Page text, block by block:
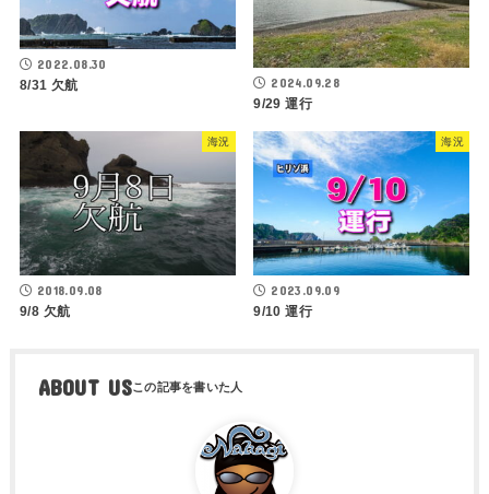
2022.08.30
8/31 欠航 2024.09.28
9/29 運行
海況
2018.09.08
9/8 欠航
海況
2023.09.09
9/10 運行
ABOUT US